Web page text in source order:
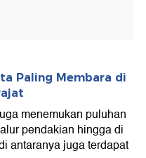
Paling Membara di
menemukan puluhan
pendakian hingga di
antaranya juga terdapat